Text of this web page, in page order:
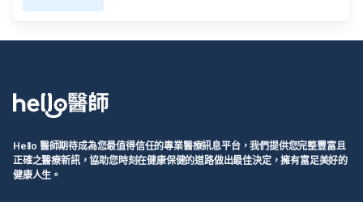
Hello 醫師期待成為您最值得信任的專業醫療訊息平台，我們提供您完整豐富且
正確之醫療新訊，協助您時刻在健康保健的道路做出最佳決定，擁有富足美好的
健康人生。